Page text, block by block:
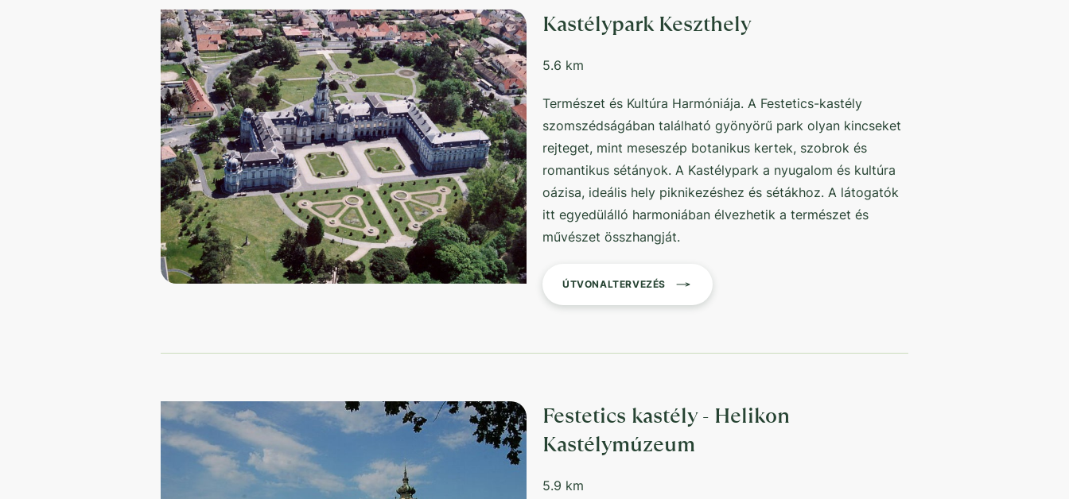
Kastélypark Keszthely
5.6 km
Természet és Kultúra Harmóniája. A Festetics-kastély
szomszédságában található gyönyörű park olyan kincseket
rejteget, mint meseszép botanikus kertek, szobrok és
romantikus sétányok. A Kastélypark a nyugalom és kultúra
oázisa, ideális hely piknikezéshez és sétákhoz. A látogatók
itt egyedülálló harmoniában élvezhetik a természet és
művészet összhangját.
ÚTVONALTERVEZÉS
Festetics kastély - Helikon
Kastélymúzeum
5.9 km